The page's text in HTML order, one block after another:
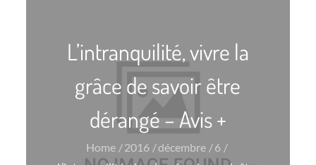
L’intranquilité, vivre la
grâce de savoir être
dérangé – Avis +
Home 2016 décembre
6